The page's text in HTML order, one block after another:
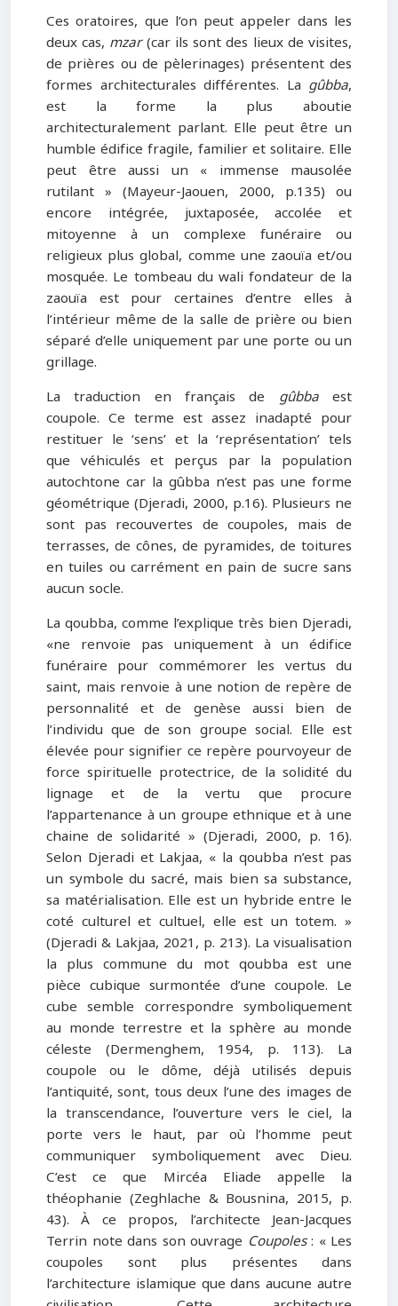
Ces oratoires, que l’on peut appeler dans les
deux cas, mzar(car ils sont des lieux de visites,
de prières ou de pèlerinages) présentent des
formes architecturales différentes. La gûbba,
est la forme la plus aboutie
architecturalement parlant. Elle peut être un
humble édifice fragile, familier et solitaire. Elle
peut être aussi un « immense mausolée
rutilant » (Mayeur-Jaouen, 2000, p.135) ou
encore intégrée, juxtaposée, accolée et
mitoyenne à un complexe funéraire ou
religieux plus global, comme une zaouïa et/ou
mosquée. Le tombeau du wali fondateur de la
zaouïa est pour certaines d’entre elles à
l’intérieur même de la salle de prière ou bien
séparé d’elle uniquement par une porte ou un
grillage.
La traduction en français de gûbbaest
coupole. Ce terme est assez inadapté pour
restituer le ‘sens’ et la ‘représentation’ tels
que véhiculés et perçus par la population
autochtone car la gûbba n’est pas une forme
géométrique (Djeradi, 2000, p.16). Plusieurs ne
sont pas recouvertes de coupoles, mais de
terrasses, de cônes, de pyramides, de toitures
en tuiles ou carrément en pain de sucre sans
aucun socle.
La qoubba, comme l’explique très bien Djeradi,
«ne renvoie pas uniquement à un édifice
funéraire pour commémorer les vertus du
saint, mais renvoie à une notion de repère de
personnalité et de genèse aussi bien de
l’individu que de son groupe social. Elle est
élevée pour signifier ce repère pourvoyeur de
force spirituelle protectrice, de la solidité du
lignage et de la vertu que procure
l’appartenance à un groupe ethnique et à une
chaine de solidarité » (Djeradi, 2000, p. 16).
Selon Djeradi et Lakjaa, « la qoubba n’est pas
un symbole du sacré, mais bien sa substance,
sa matérialisation. Elle est un hybride entre le
coté culturel et cultuel, elle est un totem. »
(Djeradi & Lakjaa, 2021, p. 213). La visualisation
la plus commune du mot qoubba est une
pièce cubique surmontée d’une coupole. Le
cube semble correspondre symboliquement
au monde terrestre et la sphère au monde
céleste (Dermenghem, 1954, p. 113). La
coupole ou le dôme, déjà utilisés depuis
l’antiquité, sont, tous deux l’une des images de
la transcendance, l’ouverture vers le ciel, la
porte vers le haut, par où l’homme peut
communiquer symboliquement avec Dieu.
C’est ce que Mircéa Eliade appelle la
théophanie (Zeghlache & Bousnina, 2015, p.
43). À ce propos, l’architecte Jean-Jacques
Terrin note dans son ouvrage Coupoles: « Les
coupoles sont plus présentes dans
l’architecture islamique que dans aucune autre